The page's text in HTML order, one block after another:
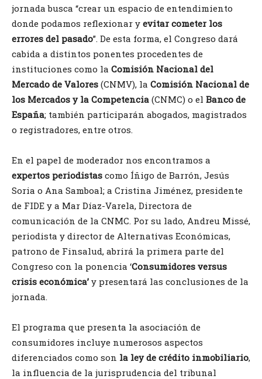
jornada busca “crear un espacio de entendimiento
donde podamos reflexionar y evitar cometer los
errores del pasado”. De esta forma, el Congreso dará
cabida a distintos ponentes procedentes de
instituciones como la Comisión Nacional del
Mercado de Valores (CNMV), la Comisión Nacional de
los Mercados y la Competencia (CNMC) o el Banco de
España; también participarán abogados, magistrados
o registradores, entre otros.
En el papel de moderador nos encontramos a
expertos periodistas como Íñigo de Barrón, Jesús
Soria o Ana Samboal; a Cristina Jiménez, presidente
de FIDE y a Mar Díaz-Varela, Directora de
comunicación de la CNMC. Por su lado, Andreu Missé,
periodista y director de Alternativas Económicas,
patrono de Finsalud, abrirá la primera parte del
Congreso con la ponencia ‘Consumidores versus
crisis económica’ y presentará las conclusiones de la
jornada.
El programa que presenta la asociación de
consumidores incluye numerosos aspectos
diferenciados como son la ley de crédito inmobiliario,
la influencia de la jurisprudencia del tribunal